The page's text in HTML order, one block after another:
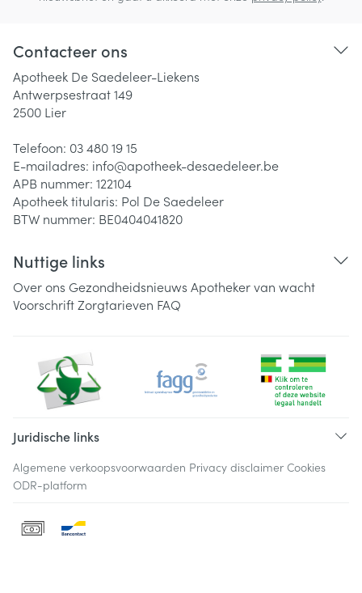
Contacteer ons
Apotheek De Saedeleer-Liekens
Antwerpsestraat 149
2500 Lier
Telefoon: 03 480 19 15
E-mailadres: info@apotheek-desaedeleer.be
APB nummer: 122104
Apotheek titularis: Pol De Saedeleer
BTW nummer: BE0404041820
Nuttige links
Over ons Gezondheidsnieuws Apotheker van wacht
VoorschriftZorgtarieven FAQ
Juridische links
Algemene verkoopsvoorwaarden Privacy disclaimer Cookies
ODR-platform